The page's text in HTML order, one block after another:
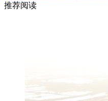
推荐阅读